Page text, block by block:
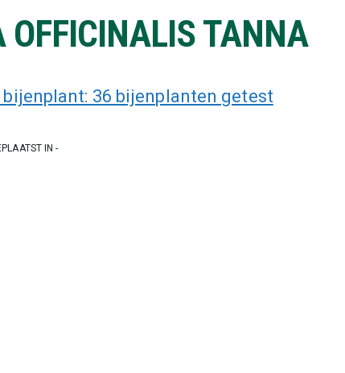
OFFICINALIS TANNA
bijenplant: 36 bijenplanten getest
IN